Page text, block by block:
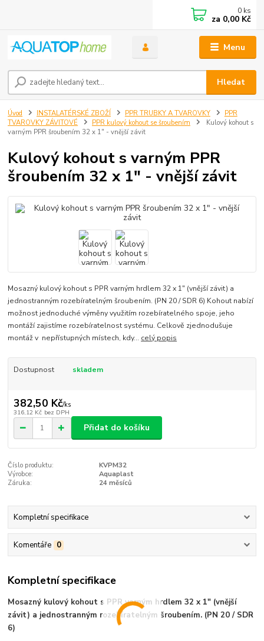
Menu
Hledat
0 ks
za 0,00 Kč
Úvod INSTALATÉRSKÉ ZBOŽÍ PPR TRUBKY A TVAROVKY
PPR
TVAROVKY ZÁVITOVÉ
PPR kulový kohout se šroubením
Kulový kohout s
varným PPR šroubením 32 x 1" - vnější závit
Kulový kohout s varným PPR
šroubením 32 x 1" - vnější závit
Mosazný kulový kohout s PPR varným hrdlem 32 x 1" (vnější závit) a
jednostranným rozebíratelným šroubením. (PN 20 / SDR 6) Kohout nabízí
možnost jednoduché výměny využitím rozebíratelného spoje, jeho
montáží zajistíme rozebíratelnost systému. Celkově zjednodušuje
montáž v nepřístupných místech, kdy... celý popis
Dostupnost skladem
382,50 Kč/ks
316,12 Kč bez DPH
Přidat do košíku
Číslo produktu:
KVPM32
Výrobce:
Aquaplast
Záruka:
24 měsíců
Kompletní specifikace
Komentáře 0
Kompletní specifikace
Mosazný kulový kohout s PPR varným hrdlem 32 x 1" (vnější
závit) a jednostranným rozebíratelným šroubením. (PN 20 / SDR
6)